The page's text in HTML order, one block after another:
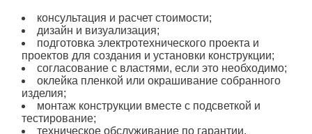
консультация и расчет стоимости;
дизайн и визуализация;
подготовка электротехнического проекта и
проектов для создания и установки конструкции;
согласование с властями, если это необходимо;
оклейка пленкой или окрашивание собранного
изделия;
монтаж конструкции вместе с подсветкой и
тестирование;
техническое обслуживание по гарантии.